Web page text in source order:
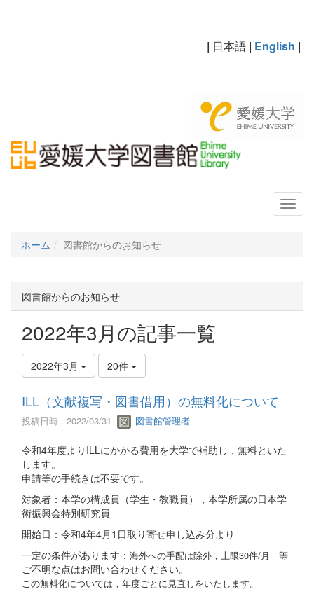
| 日本語 | English |
ホーム 図書館からのお知らせ
図書館からのお知らせ
2022年3月の記事一覧
2022年3月 20件
ILL（文献複写・図書借用）の無料化について
投稿日時 : 2022/03/31 図書館管理者
令和4年度より ILLにかかる費用を大学で補助し，無料といた
します。
申請等の手続きは不要です。
対象者：本学の構成員（学生・教職員），本学所属の日本学
術振興会特別研究員
開始日：令和4年4月 1 日取り寄せ申し込み分より
一定の条件があります： 海外への手配は除外，上限30件/月 等
ご不明な点はお問い合わせください。
この無料化については，年度ごとに見直しをいたします。